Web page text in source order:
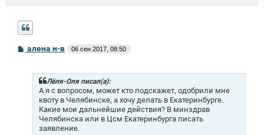
Салена н-в 06 сен 2017, 08:50
Лёля-Оля писал(а):
А я с вопросом, может кто подскажет, одобрили мне
квоту в Челябинске, а хочу делать в Екатеринбурге.
Какие мои дальнейшие действия? В минздрав
Челябинска или в Цсм Екатеринбурга писать
заявление.